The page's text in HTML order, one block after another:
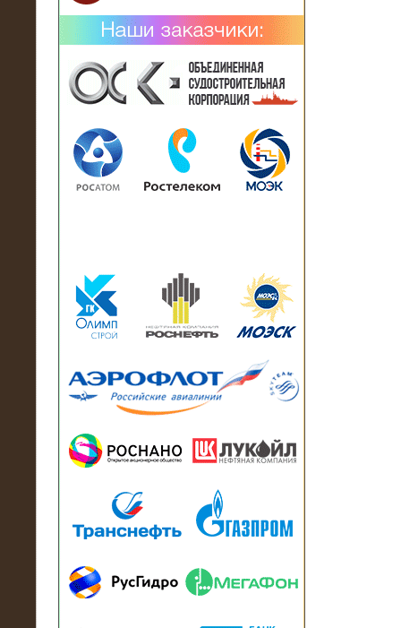
02.02.2019
Нагрузочный комплекс 26 МВт (10
кВ) поставлен в аренду на
13.07.2018
модуль в контейнере 2700 кВА на
Балтийский завод